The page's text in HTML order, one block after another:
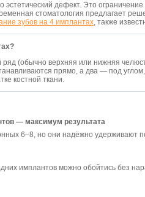
эстетический дефект. Это
стоматология предлагает
зубов на 4 имплантах, также
ряд (обычно верхняя или нижняя
прямо, а два — под
костной ткани.
— максимум результата
6–8, но они надёжно удерживают
имплантов можно обойтись без